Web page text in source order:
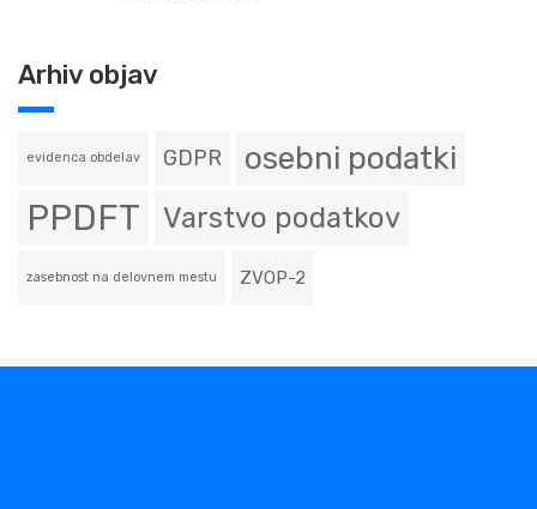
Arhiv objav
evidenca obdelav GDPR osebni podatki
PPDFT Varstvo podatkov
zasebnost na delovnem mestu ZVOP-2